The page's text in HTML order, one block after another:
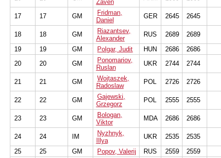
Zaven
17 17 GM
Fridman,
Daniel
GER 2645 2645
18 18 GM
Riazantsev,
Alexander
RUS 2689
2689
19
19 GM Polgar, Judit HUN 2686
2686
20
20 GM
Ponomariov,
Ruslan
UKR 2744 2744
21 21 GM
Wojtaszek,
Radoslaw
POL 2726 2726
22 22 GM
Gajewski,
Grzegorz
POL 2555 2555
23 23 GM
Bologan,
Viktor
MDA 2686 2686
24 24 IM
Nyzhnyk,
Illya
UKR 2535
2535
25
25 GM Popov, Valerij RUS 2559
2559